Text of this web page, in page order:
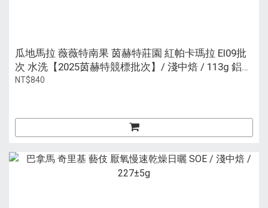
瓜地馬拉 薇薇特南果 茵赫特莊園 紅帕卡瑪拉 EI09批
次 水洗【2025茵赫特競標批次】/ 淺中焙 / 113g 鋁瓶
裝
NT$840